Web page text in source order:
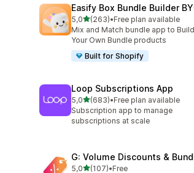
Easify Box Bundle Builder
5,0de 5 estrelas
(263)
263 total de avaliações
•Free plan available
Mix and Match bundle app to Build
Your Own Bundle products
Built for Shopify
Loop Subscriptions App
5,0de 5 estrelas
(683)
683 total de avaliações
•Free plan available
Subscription app to manage
subscriptions at scale
G: Volume Discounts &
5,0de 5 estrelas
(107)•Free